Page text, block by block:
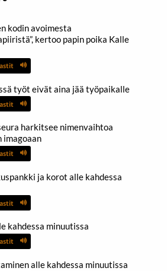
kodin avoimesta
kertoo papin poika Kalle
työt eivät aina jää työpaikalle
harkitsee nimenvaihtoa
imagoaan
ja korot alle kahdessa
kahdessa minuutissa
alle kahdessa minuutissa